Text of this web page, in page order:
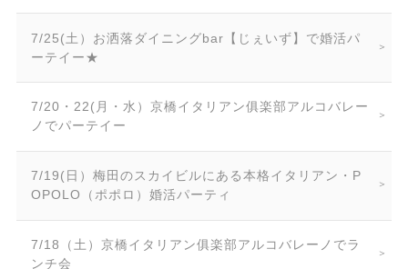
7/25(土）お洒落ダイニングbar【じぇいず】で婚活パ
ーテイー★
7/20・22(月・水）京橋イタリアン俱楽部アルコバレー
ノでパーテイー
7/19(日）梅田のスカイビルにある本格イタリアン・P
OPOLO（ポポロ）婚活パーティ
7/18（土）京橋イタリアン俱楽部アルコバレーノでラ
ンチ会